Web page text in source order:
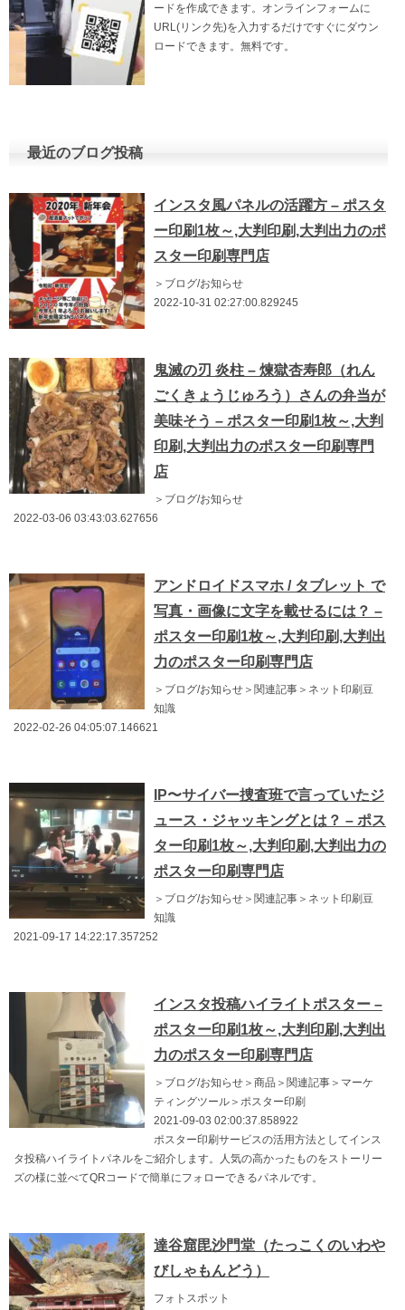
ードを作成できます。オンラインフォームに
URL(リンク先)を入力するだけですぐにダウン
ロードできます。無料です。
最近のブログ投稿
インスタ風パネルの活躍方 – ポスタ
ー印刷1枚～,大判印刷,大判出力のポ
スター印刷専門店
＞ブログ/お知らせ
2022-10-31 02:27:00.829245
鬼滅の刃 炎柱 – 煉獄杏寿郎（れん
ごくきょうじゅろう）さんの弁当が
美味そう – ポスター印刷1枚～,大判
印刷,大判出力のポスター印刷専門
店
＞ブログ/お知らせ
2022-03-06 03:43:03.627656
アンドロイドスマホ / タブレット で
写真・画像に文字を載せるには？ –
ポスター印刷1枚～,大判印刷,大判出
力のポスター印刷専門店
＞ブログ/お知らせ＞関連記事＞ネット印刷豆
知識
2022-02-26 04:05:07.146621
IP〜サイバー捜査班で言っていたジ
ュース・ジャッキングとは？ – ポス
ター印刷1枚～,大判印刷,大判出力の
ポスター印刷専門店
＞ブログ/お知らせ＞関連記事＞ネット印刷豆
知識
2021-09-17 14:22:17.357252
インスタ投稿ハイライトポスター –
ポスター印刷1枚～,大判印刷,大判出
力のポスター印刷専門店
＞ブログ/お知らせ＞商品＞関連記事＞マーケ
ティングツール＞ポスター印刷
2021-09-03 02:00:37.858922
ポスター印刷サービスの活用方法としてインス
タ投稿ハイライトパネルをご紹介します。人気の高かったものをストーリー
ズの様に並べてQRコードで簡単にフォローできるパネルです。
達谷窟毘沙門堂（たっこくのいわや
びしゃもんどう）
フォトスポット